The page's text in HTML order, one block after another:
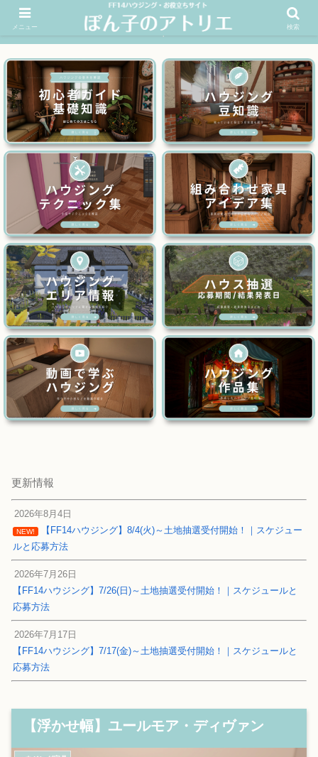
FF14ハウジングお役立ちサイト│ぽん子のアトリエを応援 >>
更新情報
2026年8月4日
NEW!
【FF14ハウジング】8/4(火)～土地抽選受付開始！｜スケジュー
ルと応募方法
2026年7月26日
【FF14ハウジング】7/26(日)～土地抽選受付開始！｜スケジュールと
応募方法
2026年7月17日
【FF14ハウジング】7/17(金)～土地抽選受付開始！｜スケジュールと
応募方法
【浮かせ幅】ユールモア・ディヴァン
メニュー 検索